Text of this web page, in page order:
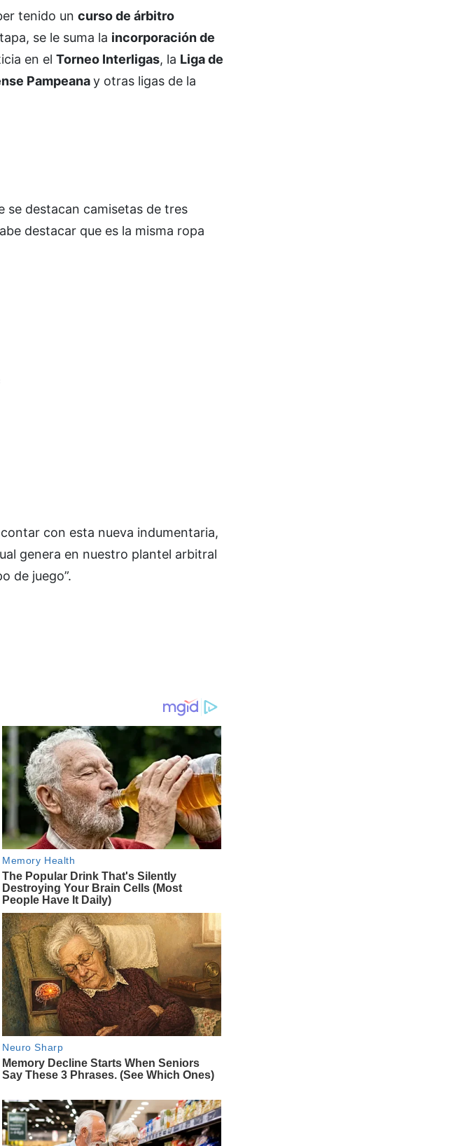
tenido un curso de árbitro
se le suma la incorporación de
en el Torneo Interligas, la Liga de
Pampeanay otras ligas de la
se destacan camisetas de tres
destacar que es la misma ropa
con esta nueva indumentaria,
genera en nuestro plantel arbitral
de juego”.